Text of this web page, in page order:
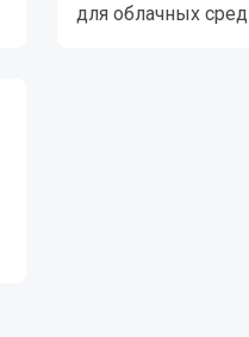
для облачных сред